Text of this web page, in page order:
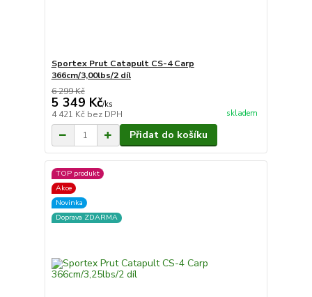
Sportex Prut Catapult CS-4 Carp
366cm/3,00lbs/2 díl
6 299 Kč
5 349 Kč/ks
4 421 Kč bez DPH skladem
Přidat do košíku
TOP produkt
Akce
Novinka
Doprava ZDARMA